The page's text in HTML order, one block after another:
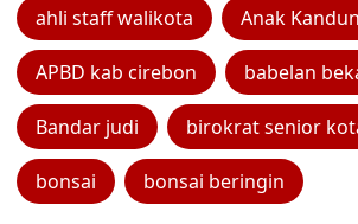
ahli staff walikota Anak
APBD kab cirebon babelan
Bandar judi birokrat senior
bonsai bonsai beringin